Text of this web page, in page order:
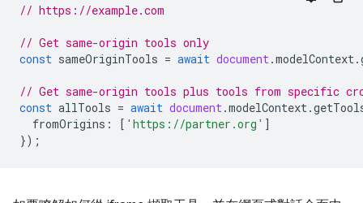
// https://example.com
// Get same-origin tools only
const sameOriginTools = await document.modelContext.
// Get same-origin tools plus tools from specific
const allTools = await document.modelContext.
fromOrigins : [ 'https://partner.org' ]
});